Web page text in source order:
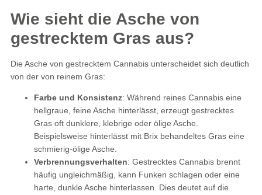
Wie sieht die Asche von
gestrecktem Gras aus?
Die Asche von gestrecktem Cannabis unterscheidet sich deutlich
von der von reinem Gras:
Farbe und Konsistenz: Während reines Cannabis eine
hellgraue, feine Asche hinterlässt, erzeugt gestrecktes
Gras oft dunklere, klebrige oder ölige Asche.
Beispielsweise hinterlässt mit Brix behandeltes Gras eine
schmierig-ölige Asche.
Verbrennungsverhalten: Gestrecktes Cannabis brennt
häufig ungleichmäßig, kann Funken schlagen oder eine
harte, dunkle Asche hinterlassen. Dies deutet auf die